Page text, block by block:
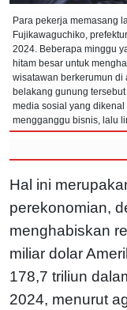
Para pekerja memasang
Fujikawaguchiko,
2024. Beberapa minggu
hitam besar untuk
wisatawan berkerumun di
belakang gunung
media sosial yang dikenal
mengganggu bisnis, lalu
Hal ini
perekonomian,
menghabiskan
miliar dolar
178,7 triliun
2024, menurut